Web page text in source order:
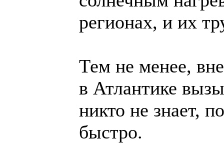
регионах, и их
Тем не менее,
в Атлантике
никто не знает,
быстро.